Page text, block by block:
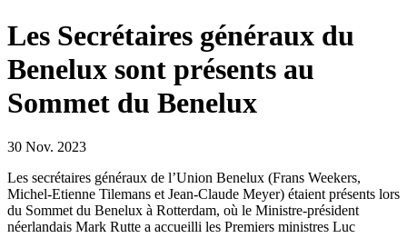
Les Secrétaires généraux du
Benelux sont présents au
Sommet du Benelux
30 Nov. 2023
Les secrétaires généraux de l’Union Benelux (Frans Weekers,
Michel-Etienne Tilemans et Jean-Claude Meyer) étaient présents lors
du Sommet du Benelux à Rotterdam, où le Ministre-président
néerlandais Mark Rutte a accueilli les Premiers ministres Luc